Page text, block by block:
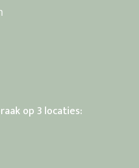
op 3 locaties: